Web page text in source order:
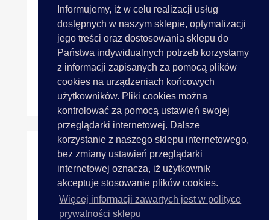
Informujemy, iż w celu realizacji usług
dostępnych w naszym sklepie, optymalizacji
jego treści oraz dostosowania sklepu do
Państwa indywidualnych potrzeb korzystamy
z informacji zapisanych za pomocą plików
cookies na urządzeniach końcowych
użytkowników. Pliki cookies można
kontrolować za pomocą ustawień swojej
przeglądarki internetowej. Dalsze
korzystanie z naszego sklepu internetowego,
bez zmiany ustawień przeglądarki
internetowej oznacza, iż użytkownik
akceptuje stosowanie plików cookies.
Więcej informacji zawartych jest w polityce
prywatności sklepu
WOW SPARKLY 102 BIAŁY...